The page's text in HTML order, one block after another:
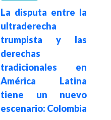
La disputa entre la
ultraderecha
trumpista y las
derechas
tradicionales en
América Latina
tiene un nuevo
escenario: Colombia